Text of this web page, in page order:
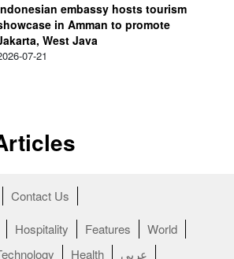
embassy hosts tourism
in Amman to promote
West Java
07-21
Contact Us
Hospitality Features
World
Health عربي